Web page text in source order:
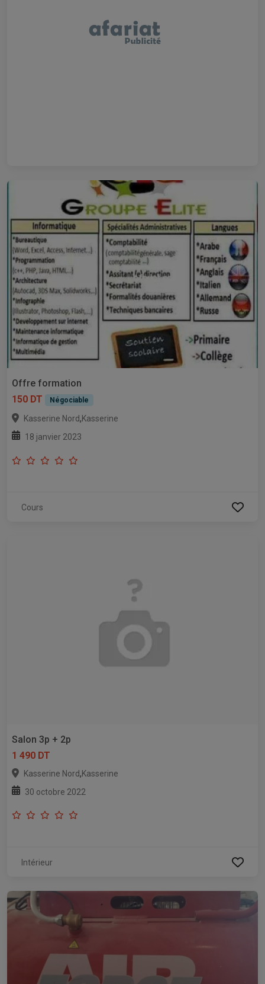
Offre formation
150 DT
Négociable
Kasserine Nord,Kasserine
18 janvier 2023
Cours
Salon 3p + 2p
1 490 DT
Kasserine Nord,Kasserine
30 octobre 2022
Intérieur